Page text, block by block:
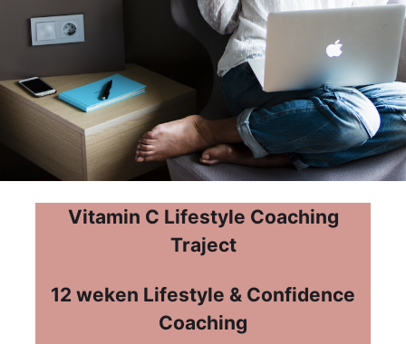
Vitamin C Lifestyle Coaching
Traject
12 weken Lifestyle & Confidence
Coaching